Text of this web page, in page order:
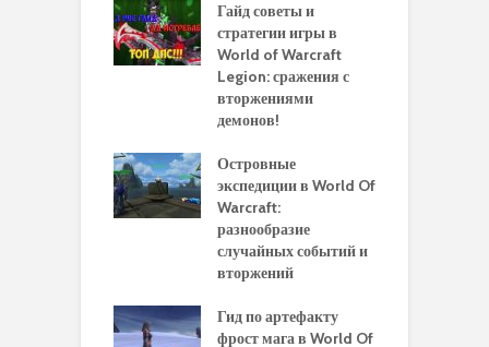
Гайд советы и
стратегии игры в
World of Warcraft
Legion: сражения с
вторжениями
демонов!
Островные
экспедиции в World Of
Warcraft:
разнообразие
случайных событий и
вторжений
Гид по артефакту
фрост мага в World Of